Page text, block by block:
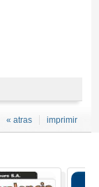
imprimir
« atras